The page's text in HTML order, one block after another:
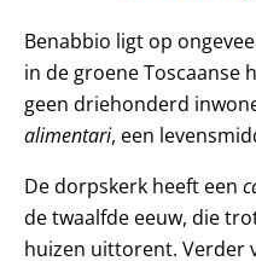
Benabbio ligt op
in de groene Toscaanse
geen driehonderd
alimentari, een
De dorpskerk heeft een
de twaalfde eeuw, die
huizen uittorent. Verder